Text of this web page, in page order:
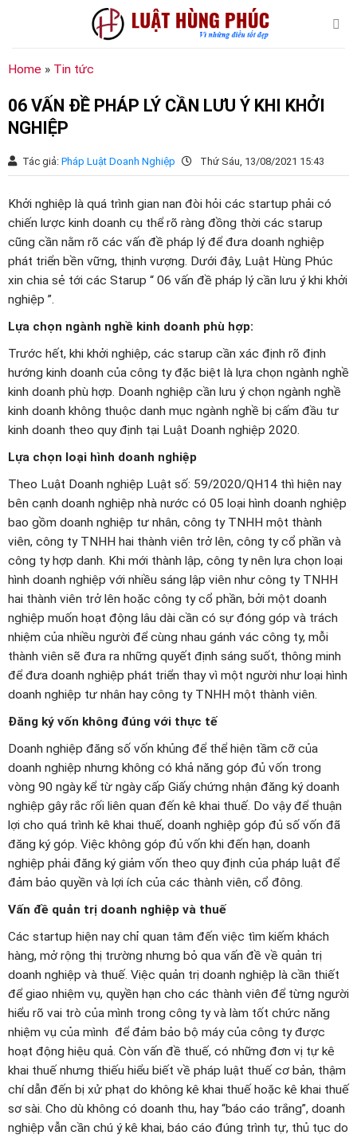
dung
Home » Tin tức
06 VẤN ĐỀ PHÁP LÝ CẦN LƯU Ý KHI KHỞI
NGHIỆP
Tác giả: Pháp Luật Doanh Nghiệp Thứ Sáu, 13/08/2021 15:43
Khởi nghiệp là quá trình gian nan đòi hỏi các startup phải có
chiến lược kinh doanh cụ thể rõ ràng đồng thời các starup
cũng cần nằm rõ các vấn đề pháp lý để đưa doanh nghiệp
phát triển bền vững, thịnh vượng. Dưới đây, Luật Hùng Phúc
xin chia sẻ tới các Starup “ 06 vấn đề pháp lý cần lưu ý khi khởi
nghiệp ”.
Lựa chọn ngành nghề kinh doanh phù hợp:
Trước hết, khi khởi nghiệp, các starup cần xác định rõ định
hướng kinh doanh của công ty đặc biệt là lựa chọn ngành nghề
kinh doanh phù hợp. Doanh nghiệp cần lưu ý chọn ngành nghề
kinh doanh không thuộc danh mục ngành nghề bị cấm đầu tư
kinh doanh theo quy định tại Luật Doanh nghiệp 2020.
Lựa chọn loại hình doanh nghiệp
Theo Luật Doanh nghiệp Luật số: 59/2020/QH14 thì hiện nay
bên cạnh doanh nghiệp nhà nước có 05 loại hình doanh nghiệp
bao gồm doanh nghiệp tư nhân, công ty TNHH một thành
viên, công ty TNHH hai thành viên trở lên, công ty cổ phần và
công ty hợp danh. Khi mới thành lập, công ty nên lựa chọn loại
hình doanh nghiệp với nhiều sáng lập viên như công ty TNHH
hai thành viên trở lên hoặc công ty cổ phần, bởi một doanh
nghiệp muốn hoạt động lâu dài cần có sự đóng góp và trách
nhiệm của nhiều người để cùng nhau gánh vác công ty, mỗi
thành viên sẽ đưa ra những quyết định sáng suốt, thông minh
để đưa doanh nghiệp phát triển thay vì một người như loại hình
doanh nghiệp tư nhân hay công ty TNHH một thành viên.
Đăng ký vốn không đúng với thực tế
Doanh nghiệp đăng số vốn khủng để thể hiện tầm cỡ của
doanh nghiệp nhưng không có khả năng góp đủ vốn trong
vòng 90 ngày kể từ ngày cấp Giấy chứng nhận đăng ký doanh
nghiệp gây rắc rối liên quan đến kê khai thuế. Do vậy để thuận
lợi cho quá trình kê khai thuế, doanh nghiệp góp đủ số vốn đã
đăng ký góp. Việc không góp đủ vốn khi đến hạn, doanh
nghiệp phải đăng ký giảm vốn theo quy định của pháp luật để
đảm bảo quyền và lợi ích của các thành viên, cổ đông.
Vấn đề quản trị doanh nghiệp và thuế
Các startup hiện nay chỉ quan tâm đến việc tìm kiếm khách
hàng, mở rộng thị trường nhưng bỏ qua vấn đề về quản trị
doanh nghiệp và thuế. Việc quản trị doanh nghiệp là cần thiết
để giao nhiệm vụ, quyền hạn cho các thành viên để từng người
hiểu rõ vai trò của mình trong công ty và làm tốt chức năng
nhiệm vụ của mình để đảm bảo bộ máy của công ty được
hoạt động hiệu quả. Còn vấn đề thuế, có những đơn vị tự kê
khai thuế nhưng thiếu hiểu biết về pháp luật thuế cơ bản, thậm
chí dẫn đến bị xử phạt do không kê khai thuế hoặc kê khai thuế
sơ sài. Cho dù không có doanh thu, hay “báo cáo trắng”, doanh
nghiệp vẫn cần chú ý kê khai, báo cáo đúng trình tự, thủ tục do